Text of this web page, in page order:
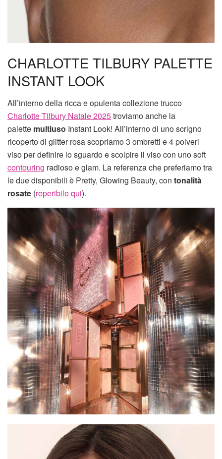
CHARLOTTE TILBURY PALETTE
INSTANT LOOK
All’interno della ricca e opulenta collezione trucco
Charlotte Tilbury Natale 2025troviamo anche la
palette multiuso Instant Look! All’interno di uno scrigno
ricoperto di glitter rosa scopriamo 3 ombretti e 4 polveri
viso per definire lo sguardo e scolpire il viso con uno soft
contouring radioso e glam. La referenza che preferiamo tra
le due disponibili è Pretty, Glowing Beauty, con tonalità
rosate (reperibile qui).